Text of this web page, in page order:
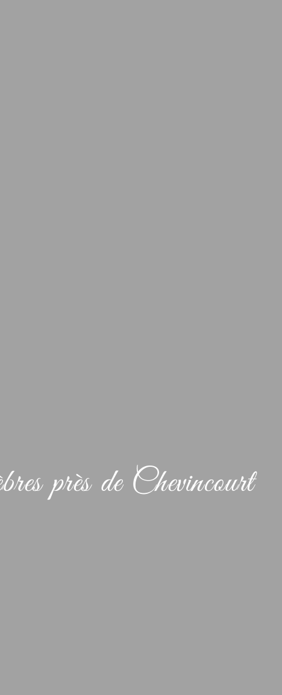
près de Chevincourt